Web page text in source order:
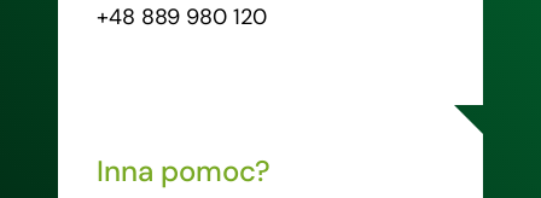
+48 889 980 120
Inna pomoc?